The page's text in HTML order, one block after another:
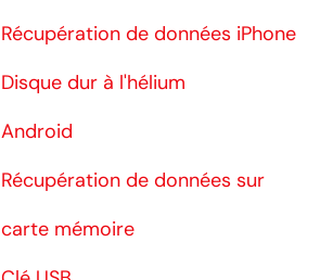
Récupération de données iPhone
Disque dur à l'hélium
Android
Récupération de données sur
carte mémoire